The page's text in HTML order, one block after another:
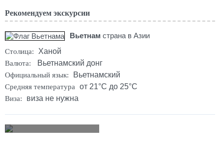
Рекомендуем экскурсии
Вьетнам страна в Азии
Столица: Ханой
Валюта: Вьетнамский донг
Официальный язык: Вьетнамский
Средняя температура от 21°C до 25°C
Виза: виза не нужна